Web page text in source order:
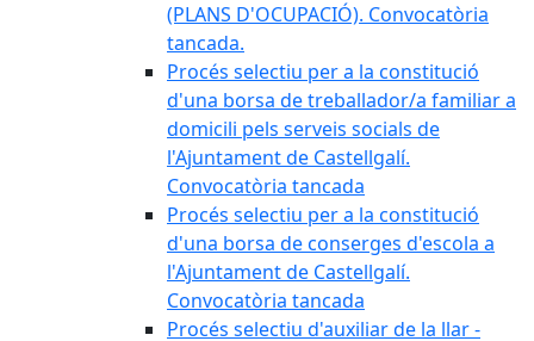
(PLANS D'OCUPACIÓ). Convocatòria
tancada.
Procés selectiu per a la constitució
d'una borsa de treballador/a familiar a
domicili pels serveis socials de
l'Ajuntament de Castellgalí.
Convocatòria tancada
Procés selectiu per a la constitució
d'una borsa de conserges d'escola a
l'Ajuntament de Castellgalí.
Convocatòria tancada
Procés selectiu d'auxiliar de la llar -